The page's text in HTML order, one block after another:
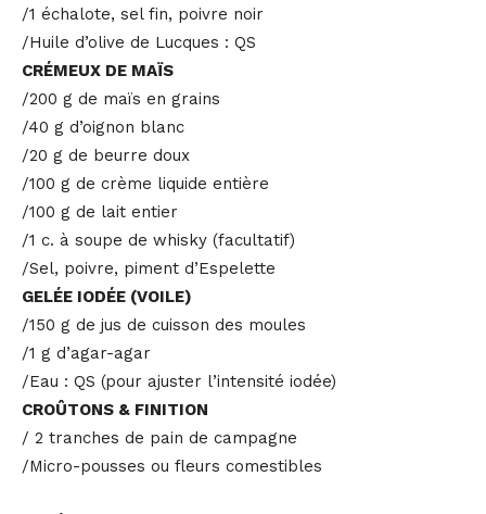
/1 échalote, sel fin, poivre noir
/Huile d’olive de Lucques : QS
CRÉMEUX DE MAÏS
/200 g de maïs en grains
/40 g d’oignon blanc
/20 g de beurre doux
/100 g de crème liquide entière
/100 g de lait entier
/1 c. à soupe de whisky (facultatif)
/Sel, poivre, piment d’Espelette
GELÉE IODÉE (VOILE)
/150 g de jus de cuisson des moules
/1 g d’agar-agar
/Eau : QS (pour ajuster l’intensité iodée)
CROÛTONS & FINITION
/ 2 tranches de pain de campagne
/Micro-pousses ou fleurs comestibles